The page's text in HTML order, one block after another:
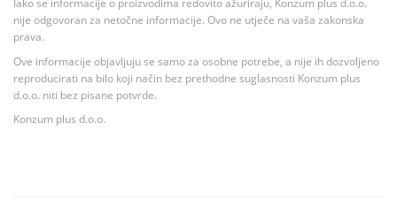
Iako se informacije o proizvodima redovito ažuriraju, Konzum plus d.o.o.
nije odgovoran za netočne informacije. Ovo ne utječe na vaša zakonska
prava.
Ove informacije objavljuju se samo za osobne potrebe, a nije ih dozvoljeno
reproducirati na bilo koji način bez prethodne suglasnosti Konzum plus
d.o.o. niti bez pisane potvrde.
Konzum plus d.o.o.